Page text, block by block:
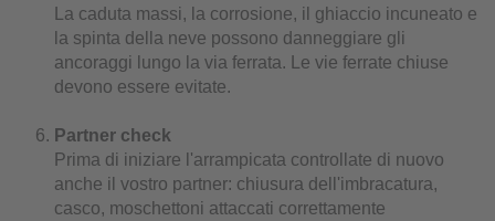
La caduta massi, la corrosione, il ghiaccio incuneato e
la spinta della neve possono danneggiare gli
ancoraggi lungo la via ferrata. Le vie ferrate chiuse
devono essere evitate.
Partner check
Prima di iniziare l'arrampicata controllate di nuovo
anche il vostro partner: chiusura dell'imbracatura,
casco, moschettoni attaccati correttamente